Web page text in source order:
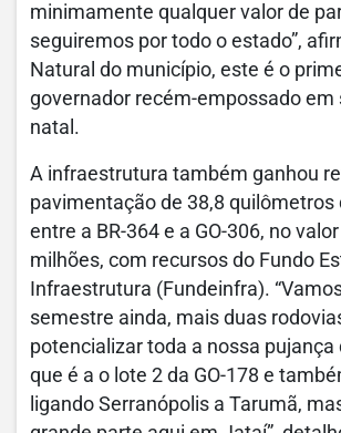
minimamente qualquer valor de
seguiremos por todo o estado”,
Natural do município, este é o
governador recém-empossado em
natal.
A infraestrutura também ganhou
pavimentação de 38,8 quilômetros
entre a BR-364 e a GO-306, no
milhões, com recursos do Fundo
Infraestrutura (Fundeinfra).
semestre ainda, mais duas
potencializar toda a nossa pujança
que é a o lote 2 da GO-178 e
ligando Serranópolis a Tarumã,